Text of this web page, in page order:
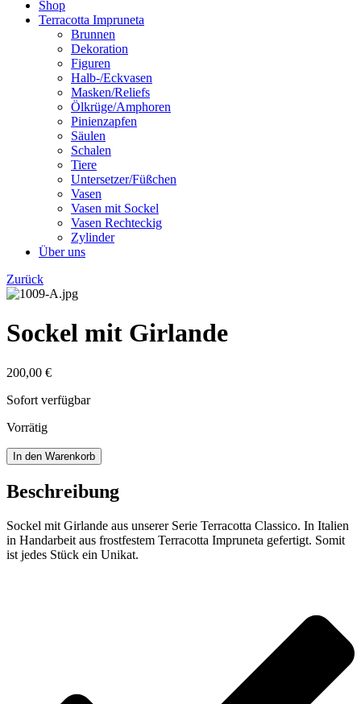
Shop
Terracotta Impruneta
Brunnen
Dekoration
Figuren
Halb-/Eckvasen
Masken/Reliefs
Ölkrüge/Amphoren
Pinienzapfen
Säulen
Schalen
Tiere
Untersetzer/Füßchen
Vasen
Vasen mit Sockel
Vasen Rechteckig
Zylinder
Über uns
Zurück
Sockel mit Girlande
200,00 €
Sofort verfügbar
Vorrätig
Sockel
mit
Girlande
Menge
In den Warenkorb
Beschreibung
Sockel mit Girlande aus unserer Serie Terracotta Classico. In Italien
in Handarbeit aus frostfestem Terracotta Impruneta gefertigt. Somit
ist jedes Stück ein Unikat.